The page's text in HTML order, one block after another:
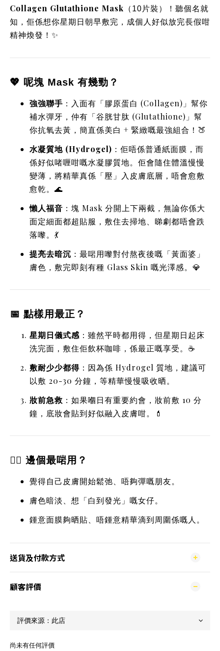
Collagen Glutathione Mask （10片裝）！聽個名就
知，佢係想你星期日朝早敷完，成個人好似放完長假咁
精神煥發！✨
💖 呢塊 Mask 有幾勁？
強強聯手 ：入面有「膠原蛋白 (Collagen)」幫你
補水彈牙，仲有「谷胱甘肽 (Glutathione)」幫
你抗氧去黃，簡直係美白 + 緊緻嘅最強組合！🍑
水凝質地 (Hydrogel) ：佢唔係普通紙面膜，而
係好似啫喱咁嘅水凝膠質地。佢會隨住體溫慢慢
變薄，將精華真係「壓」入皮膚底層，唔會愈敷
愈乾。🌊
懶人福音 ：塊 Mask 分開上下兩截，無論你係大
面定細面都超貼服，敷住去掃地、睇劇都唔會跌
落嚟。💃
提亮去暗沉 ：最啱用嚟對付熬夜後嘅「黃面婆」
膚色，敷完即刻有種 Glass Skin 嘅光澤感。💎
📅 點樣用最正？
星期日儀式感 ：雖然平時都用得，但星期日起床
洗完面，敷住佢飲杯咖啡，係最正嘅享受。☕
敷耐少少都得 ：因為係 Hydrogel 質地，建議可
以敷 20-30 分鐘，等精華慢慢吸收晒。
妝前急救 ：如果嗰日有重要約會，妝前敷 10 分
鐘，底妝會貼到好似融入皮膚咁。💄
🙋‍♀️ 邊個最啱用？
覺得自己皮膚開始鬆弛、唔夠彈嘅朋友。
膚色暗淡、想「白到發光」嘅女仔。
鍾意面膜夠晒貼、唔鍾意精華滴到周圍係嘅人。
送貨及付款方式
顧客評價
尚未有任何評價